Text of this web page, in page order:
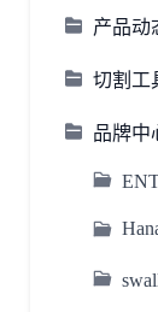
产品动
切割工
品牌中